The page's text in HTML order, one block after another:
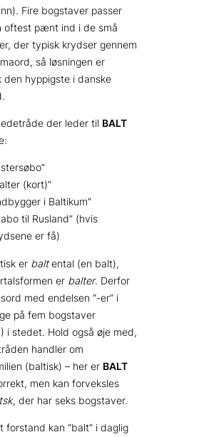
Fire bogstaver passer
oftest pænt ind i de små
der typisk krydser gennem
så løsningen er
den hyppigste i danske
der leder til BALT
(kort)”
i Baltikum”
til Rusland” (hvis
er få)
er baltental (en balt),
er balter. Derfor
med endelsen “-er” i
på fem bogstaver
i stedet. Hold også øje med,
handler om
(baltisk) – her er BALT
men kan forveksles
, der har seks bogstaver.
forstand kan “balt” i daglig